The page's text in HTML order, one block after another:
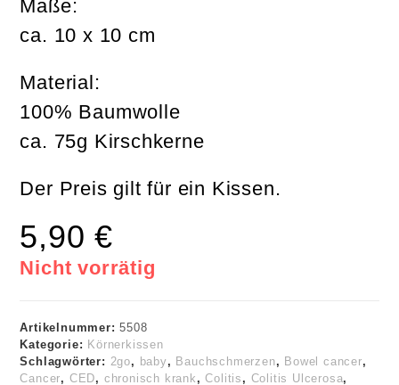
Maße:
ca. 10 x 10 cm
Material:
100% Baumwolle
ca. 75g Kirschkerne
Der Preis gilt für ein Kissen.
5,90€
Nicht vorrätig
Artikelnummer:5508
Kategorie: Körnerkissen
Schlagwörter: 2go, baby , Bauchschmerzen, Bowel cancer,
Cancer, CED, chronisch krank ,Colitis , Colitis Ulcerosa,